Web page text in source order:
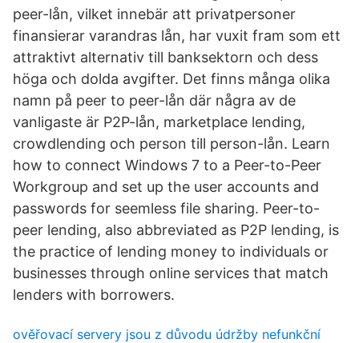
peer-lån, vilket innebär att privatpersoner
finansierar varandras lån, har vuxit fram som ett
attraktivt alternativ till banksektorn och dess
höga och dolda avgifter. Det finns många olika
namn på peer to peer-lån där några av de
vanligaste är P2P-lån, marketplace lending,
crowdlending och person till person-lån. Learn
how to connect Windows 7 to a Peer-to-Peer
Workgroup and set up the user accounts and
passwords for seemless file sharing. Peer-to-
peer lending, also abbreviated as P2P lending, is
the practice of lending money to individuals or
businesses through online services that match
lenders with borrowers.
ověřovací servery jsou z důvodu údržby nefunkční